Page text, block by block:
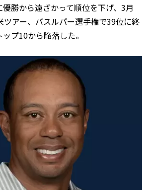
勝から遠ざかって順位を下げ、3月
ツアー、バスルパー選手権で39位に終
プ10から陥落した。